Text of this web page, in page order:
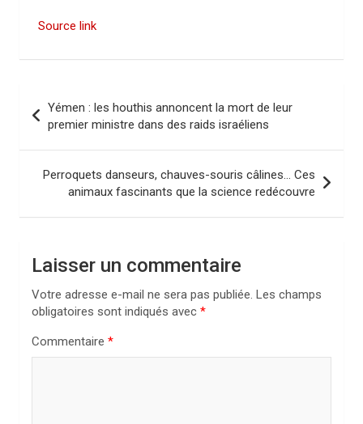
Source link
v
a
Yémen : les houthis annoncent la mort de leur
premier ministre dans des raids israéliens
Perroquets danseurs, chauves-souris câlines… Ces
animaux fascinants que la science redécouvre
Laisser un commentaire
Votre adresse e-mail ne sera pas publiée. Les champs
obligatoires sont indiqués avec *
Commentaire *